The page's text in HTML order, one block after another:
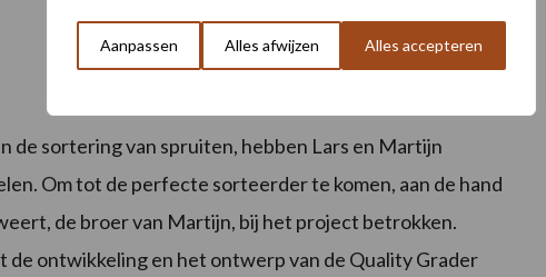
Aanpassen Alles afwijzen Alles accepteren
de sortering van spruiten, hebben Lars en Martijn
Om tot de perfecte sorteerder te komen, aan de hand
de broer van Martijn, bij het project betrokken.
ontwikkeling en het ontwerp van de Quality Grader